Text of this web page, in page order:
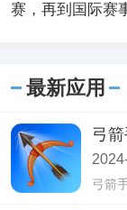
赛，再到国际赛
最新应用
弓
弓箭